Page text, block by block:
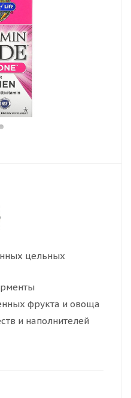
цельных
фрукта и овоща
и наполнителей